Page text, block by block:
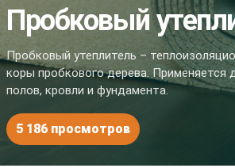
Пробковый
Пробковый утеплитель –
коры пробкового дерева. Применяется
полов, кровли и фундамента.
5 186 просмотров